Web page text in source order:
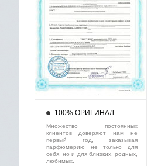
100% ОРИГИНАЛ
Множество постоянных
клиентов доверяют нам не
первый год, заказывая
парфюмерию не только для
себя, но и для близких, родных,
любимых.